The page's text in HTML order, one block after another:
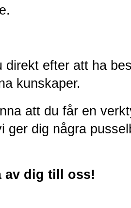
direkt efter att ha
kunskaper.
att du får en
ger dig några
av dig till oss!